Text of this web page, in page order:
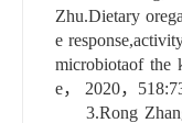
Zhu.Dietary
e
microbiotaof the
e， 2020，
3.Rong